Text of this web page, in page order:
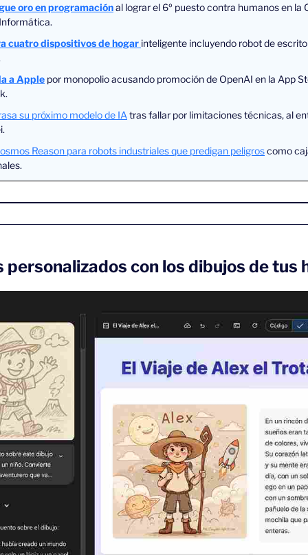
oro en programación al lograr el 6º puesto contra humanos en la
cuatro dispositivos de hogar inteligente incluyendo robot de
a Apple por monopolio acusando promoción de OpenAI en la App
su próximo modelo de IA tras fallar por limitaciones técnicas, al
Reason para robots industriales que predigan peligros como
con los dibujos de tus